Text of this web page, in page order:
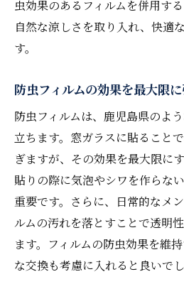
虫効果のあるフィルムを併用す
自然な涼しさを取り入れ、快適
す。
防虫フィルムの効果を最大限
防虫フィルムは、鹿児島県のよ
立ちます。窓ガラスに貼ること
ぎますが、その効果を最大限に
貼りの際に気泡やシワを作らな
重要です。さらに、日常的なメ
ルムの汚れを落とすことで透明
ます。フィルムの防虫効果を維
な交換も考慮に入れると良いでし